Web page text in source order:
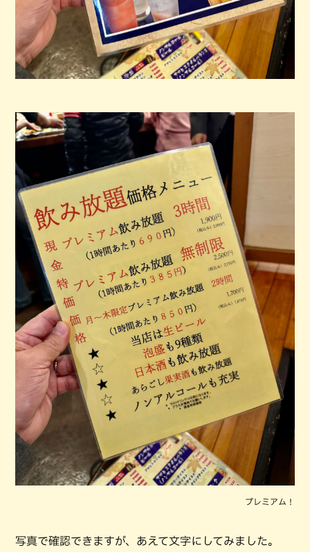
プレミアム！
写真で確認できますが、あえて文字にしてみました。